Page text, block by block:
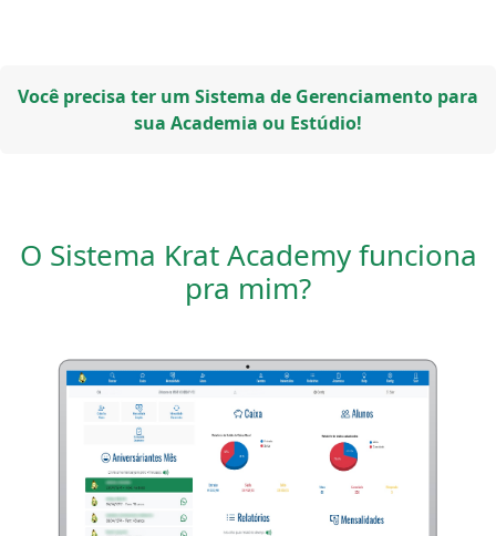
Você precisa ter um Sistema de Gerenciamento para
sua Academia ou Estúdio!
O Sistema Krat Academy funciona
pra mim?